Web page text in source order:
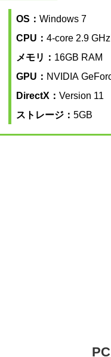
OS： Windows 7
CPU： 4-core 2.9
メモリ： 16GB RAM
GPU： NVIDIA
DirectX： Version 11
ストレージ： 5GB